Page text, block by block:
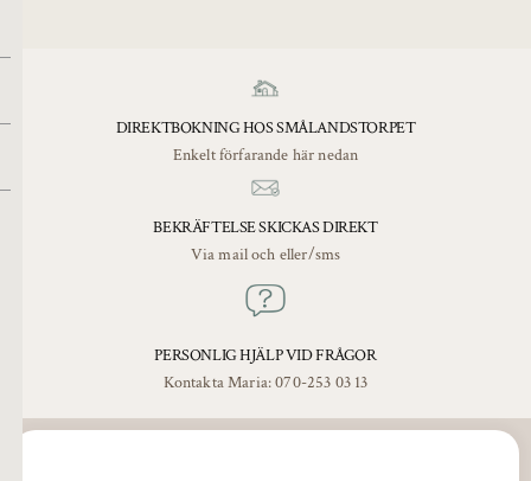
DIREKTBOKNING HOS SMÅLANDSTORPET
Enkelt förfarande här nedan
BEKRÄFTELSE SKICKAS DIREKT
Via mail och eller/sms
PERSONLIG HJÄLP VID FRÅGOR
Kontakta Maria: 070-253 03 13